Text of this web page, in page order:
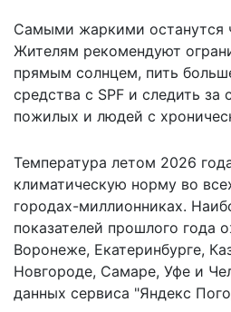
Самыми жаркими останутся
Жителям рекомендуют
прямым солнцем, пить
средства с SPF и следить за
пожилых и людей с
Температура летом 2026
климатическую норму во
городах-миллионниках.
показателей прошлого года
Воронеже, Екатеринбурге,
Новгороде, Самаре, Уфе и
данных сервиса "Яндекс